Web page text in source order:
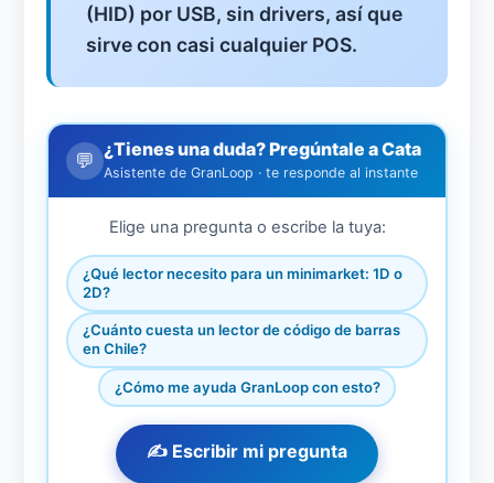
(HID) por USB, sin drivers, así que
sirve con casi cualquier POS.
💬 ¿Tienes una duda? Pregúntale a Cata
Asistente de GranLoop · te responde al instante
Elige una pregunta o escribe la tuya:
¿Qué lector necesito para un minimarket: 1D o
2D?
¿Cuánto cuesta un lector de código de barras
en Chile?
¿Cómo me ayuda GranLoop con esto?
✍️ Escribir mi pregunta